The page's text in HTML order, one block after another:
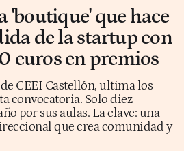
'boutique' que hace
de la startup con
euros en premios
CEEI Castellón, ultima los
convocatoria. Solo diez
por sus aulas. La clave: una
que crea comunidad y